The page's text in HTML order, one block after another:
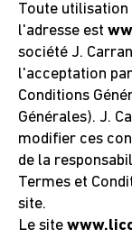
Toute
l'adresse est
société J.
l'acceptation
Conditions
Générales). J.
modifier ces
de la
Termes et
site.
Le site